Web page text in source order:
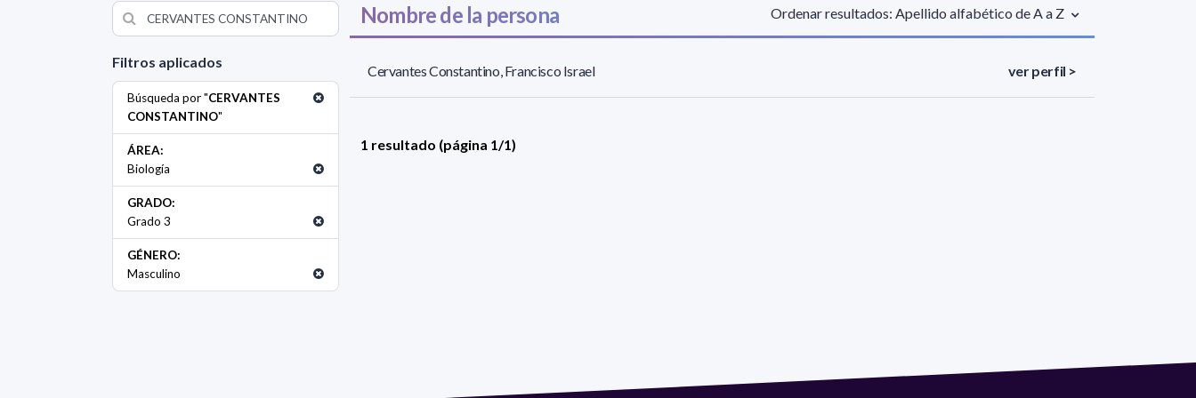
Filtros aplicados
Búsqueda por "CERVANTES
CONSTANTINO"
ÁREA:
Biología
GRADO:
Grado 3
GÉNERO:
Masculino
Nombre de la persona Ordenar resultados: Apellido alfabético de A a Z
Cervantes Constantino, Francisco Israel ver perfil >
1 resultado (página 1/1)